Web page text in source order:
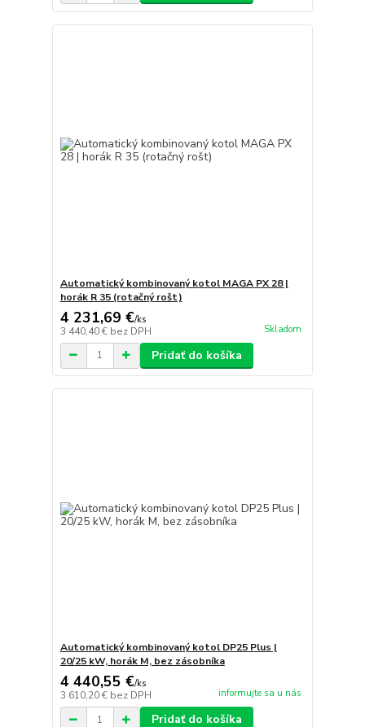
Automatický kombinovaný kotol MAGA PX 28 |
horák R 35 (rotačný rošt)
4 231,69 €/ks
3 440,40 € bez DPH Skladom
Pridať do košíka
Automatický kombinovaný kotol DP25 Plus |
20/25 kW, horák M, bez zásobníka
4 440,55 €/ks
3 610,20 € bez DPH informujte sa u nás
Pridať do košíka